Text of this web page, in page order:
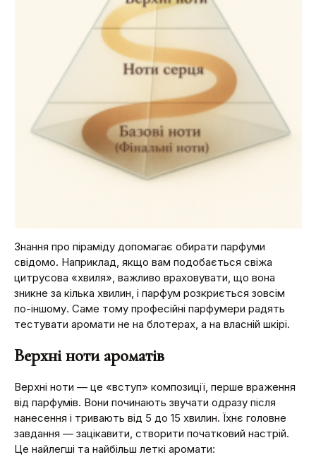
Знання про піраміду допомагає обирати парфуми
свідомо. Наприклад, якщо вам подобається свіжа
цитрусова «хвиля», важливо враховувати, що вона
зникне за кілька хвилин, і парфум розкриється зовсім
по-іншому. Саме тому професійні парфумери радять
тестувати аромати не на блотерах, а на власній шкірі.
Верхні ноти ароматів
Верхні ноти — це «вступ» композиції, перше враження
від парфумів. Вони починають звучати одразу після
нанесення і тривають від 5 до 15 хвилин. Їхнє головне
завдання — зацікавити, створити початковий настрій.
Це найлегші та найбільш леткі аромати: